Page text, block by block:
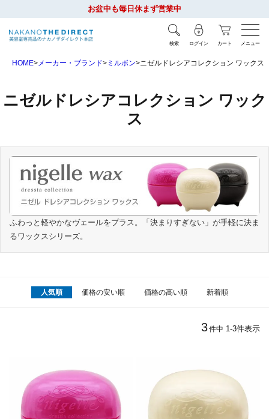
お盆中も毎日休まず営業中
検索 ログイン カート メニュー
HOME メーカー・ブランド ミルボン ニゼルドレシアコレクション ワックス
ニゼルドレシアコレクション ワック
ス
ふわっと軽やかなヴェールをプラス。「決まりすぎない」が手軽に決ま
るワックスシリーズ。
人気順 価格の安い順 価格の高い順 新着順
3件中 1 -3件表示